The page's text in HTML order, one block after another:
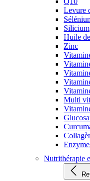
Levure
Silicium
Huile
Zinc
Multi
Nutrithérapie